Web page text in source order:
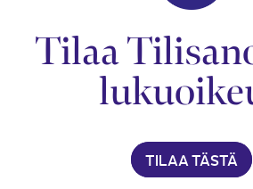
Tilaa
TILAA TÄSTÄ